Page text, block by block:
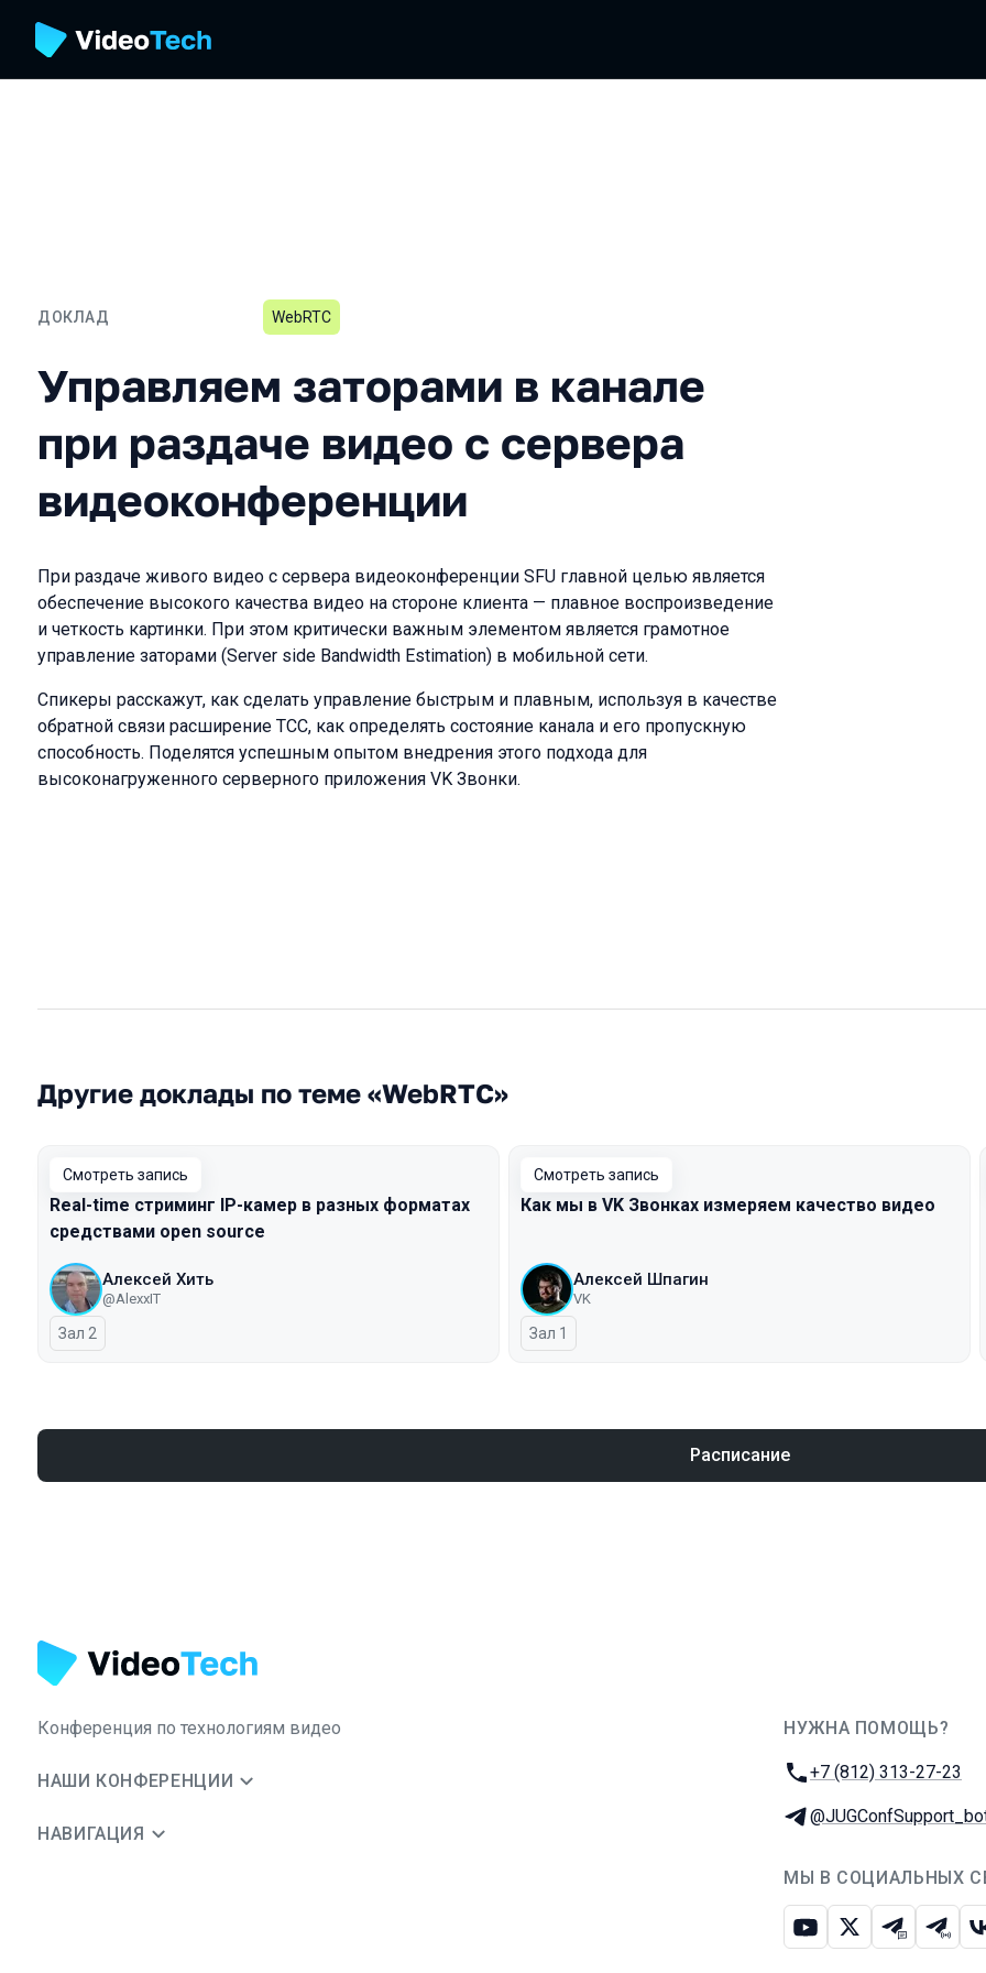
ДОКЛАД
Управляем заторами в канале при раздаче видео с
WebRTC
Управляем заторами в канале
при раздаче видео с сервера
видеоконференции
При раздаче живого видео с сервера видеоконференции SFU главной целью является
обеспечение высокого качества видео на стороне клиента — плавное воспроизведение
и четкость картинки. При этом критически важным элементом является грамотное
управление заторами (Server side Bandwidth Estimation) в мобильной сети.
Спикеры расскажут, как сделать управление быстрым и плавным, используя в качестве
обратной связи расширение TCC, как определять состояние канала и его пропускную
способность. Поделятся успешным опытом внедрения этого подхода для
высоконагруженного серверного приложения VK Звонки.
Другие доклады по теме «WebRTC»
Смотреть запись
Real-time стриминг IP-камер в разных форматах
средствами open source
Алексей Хить
@AlexxIT
Зал 2
Смотреть запись
Как мы в VK Звонках измеряем качество видео
Алексей Шпагин
VK
Зал 1
Расписание
Конференция по технологиям видео
НАШИ КОНФЕРЕНЦИИ
НАВИГАЦИЯ
НУЖНА ПОМОЩЬ?
Телефон:
+7 (812) 313-27-23
Телеграм:
МЫ В СОЦИАЛЬНЫХ
ЮтубИкс Телеграм-